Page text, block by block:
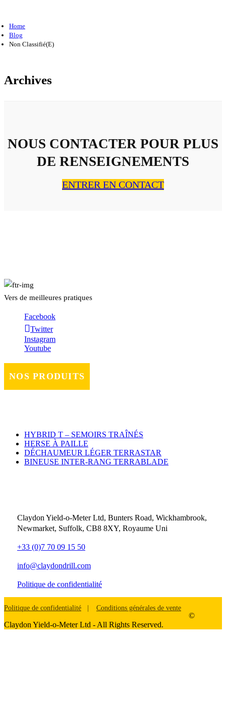
Home
Blog
Non Classifié(e)
Archives
NOUS CONTACTER POUR PLUS
DE RENSEIGNEMENTS
ENTRER EN CONTACT
Vers de meilleures pratiques
Facebook
Twitter
Instagram
Youtube
NOS PRODUITS
HYBRID T – SEMOIRS TRAÎNÉS
HERSE À PAILLE
DÉCHAUMEUR LÉGER TERRASTAR
BINEUSE INTER-RANG TERRABLADE
Claydon Yield-o-Meter Ltd, Bunters Road, Wickhambrook,
Newmarket, Suffolk, CB8 8XY, Royaume Uni
+33 (0)7 70 09 15 50
info@claydondrill.com
Politique de confidentialité
Politique de confidentialité Conditions générales de vente
©
Claydon Yield-o-Meter Ltd - All Rights Reserved.